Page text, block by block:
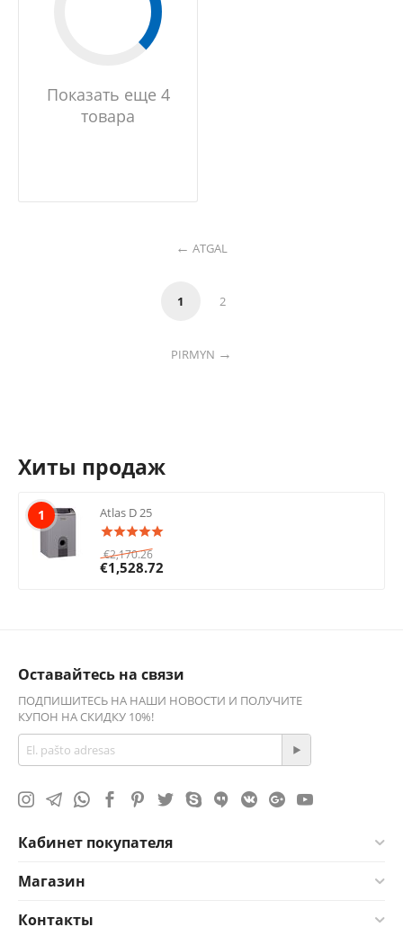
Показать еще 4
товара
ATGAL
1 2
PIRMYN
Хиты продаж
1 Atlas D 25
€2,170.26
€1,528.72
Оставайтесь на связи
ПОДПИШИТЕСЬ НА НАШИ НОВОСТИ И ПОЛУЧИТЕ
КУПОН НА СКИДКУ 10%!
Кабинет покупателя
Магазин
Контакты